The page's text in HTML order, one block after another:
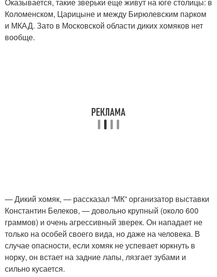
Коломенском, Царицыне и между Бирюлевским парком
и МКАД. Зато в Московской области диких хомяков нет
вообще.
— Дикий хомяк, — рассказал “МК” организатор выставки
Константин Белеков, — довольно крупный (около 600
граммов) и очень агрессивный зверек. Он нападает не
только на особей своего вида, но даже на человека. В
случае опасности, если хомяк не успевает юркнуть в
норку, он встает на задние лапы, лязгает зубами и
сильно кусается.